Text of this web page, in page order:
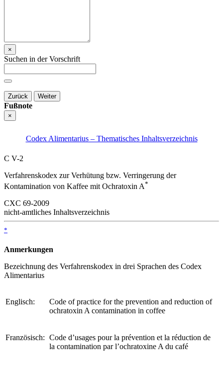
×
Suchen in der Vorschrift
Zurück Weiter
Fußnote
×
Codex Alimentarius – Thematisches Inhaltsverzeichnis
C V-2
Verfahrenskodex zur Verhütung bzw. Verringerung der
Kontamination von Kaffee mit Ochratoxin A*
CXC 69-2009
nicht-amtliches Inhaltsverzeichnis
*
Anmerkungen
Bezeichnung des Verfahrenskodex in drei Sprachen des Codex
Alimentarius
Englisch:
Code of practice for the prevention and reduction of
ochratoxin A contamination in coffee
Französisch: Code d’usages pour la prévention et la réduction de
la contamination par l’ochratoxine A du café